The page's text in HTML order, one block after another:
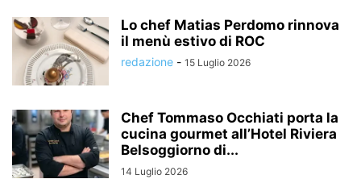
Lo chef Matias Perdomo rinnova
il menù estivo di ROC
redazione - 15 Luglio 2026
Chef Tommaso Occhiati porta la
cucina gourmet all’Hotel Riviera
Belsoggiorno di...
14 Luglio 2026